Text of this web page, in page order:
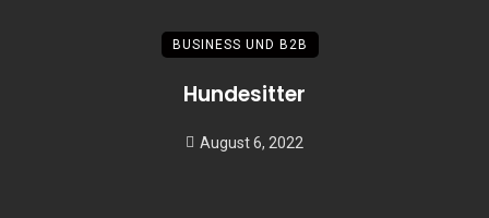
BUSINESS UND B2B
Hundesitter
August 6, 2022